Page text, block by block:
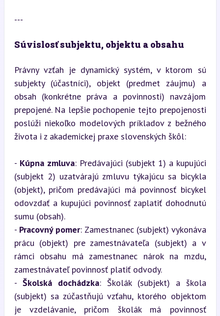
---
Súvislosť subjektu, objektu a obsahu
Právny vzťah je dynamický systém, v ktorom sú
subjekty (účastníci), objekt (predmet záujmu) a
obsah (konkrétne práva a povinnosti) navzájom
prepojené. Na lepšie pochopenie tejto prepojenosti
poslúži niekoľko modelových príkladov z bežného
života i z akademickej praxe slovenských škôl:
- Kúpna zmluva: Predávajúci (subjekt 1) a kupujúci
(subjekt 2) uzatvárajú zmluvu týkajúcu sa bicykla
(objekt), pričom predávajúci má povinnosť bicykel
odovzdať a kupujúci povinnosť zaplatiť dohodnutú
sumu (obsah).
- Pracovný pomer: Zamestnanec (subjekt) vykonáva
prácu (objekt) pre zamestnávateľa (subjekt) a v
rámci obsahu má zamestnanec nárok na mzdu,
zamestnávateľ povinnosť platiť odvody.
- Školská dochádzka: Školák (subjekt) a škola
(subjekt) sa zúčastňujú vzťahu, ktorého objektom
je vzdelávanie, pričom školák má povinnosť